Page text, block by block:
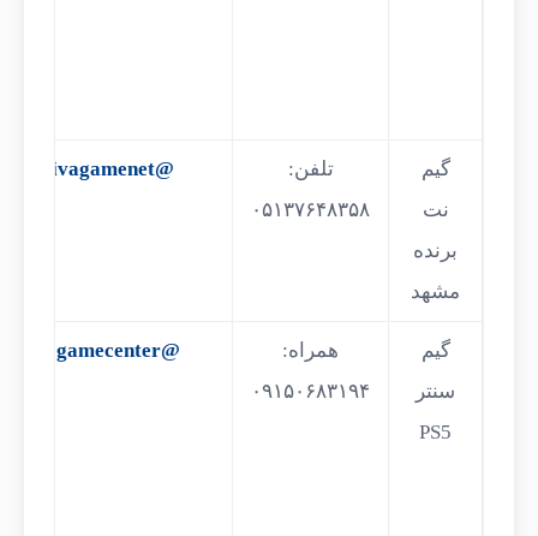
گیم
نت
برنده
مشهد
تلفن:
۰۵۱۳۷۶۴۸۳۵۸
@vivagamenet
گیم
سنتر
PS5
همراه:
۰۹۱۵۰۶۸۳۱۹۴
@55gamecenter